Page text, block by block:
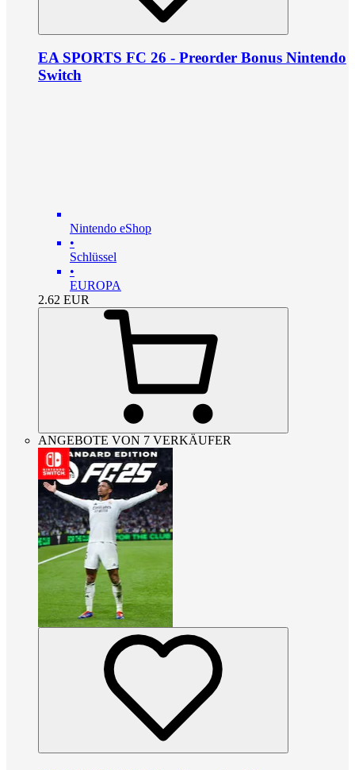
EA SPORTS FC 26 - Preorder Bonus Nintendo
Switch
Nintendo eShop
•
Schlüssel
•
EUROPA
2.62 EUR
ANGEBOTE VON 7 VERKÄUFER